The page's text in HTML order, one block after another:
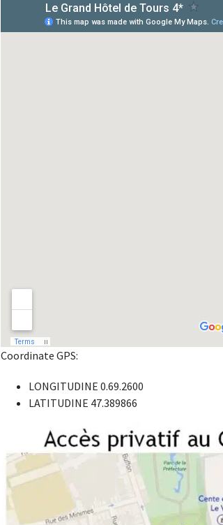
Coordinate GPS:
LONGITUDINE 0.69.2600
LATITUDINE 47.389866